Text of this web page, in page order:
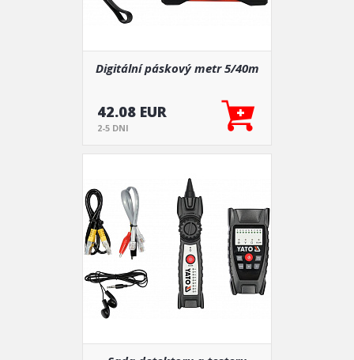
Digitální páskový metr 5/40m
42.08 EUR
2-5 DNI